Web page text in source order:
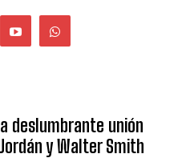
deslumbrante unión
y Walter Smith